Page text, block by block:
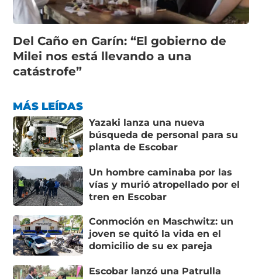
Del Caño en Garín: “El gobierno de
Milei nos está llevando a una
catástrofe”
MÁS LEÍDAS
Yazaki lanza una nueva
búsqueda de personal para su
planta de Escobar
Un hombre caminaba por las
vías y murió atropellado por el
tren en Escobar
Conmoción en Maschwitz: un
joven se quitó la vida en el
domicilio de su ex pareja
Escobar lanzó una Patrulla